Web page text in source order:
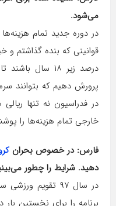
می‌شود.
در دوره جدید تمام
درصد زیر ۱۸ سال
پرورش دهیم که بتوانند
در فدراسیون نه تنها
خارجی تمام هزینه‌ها را
فارس: در خصوص بحران
دهید. شرایط را چطور